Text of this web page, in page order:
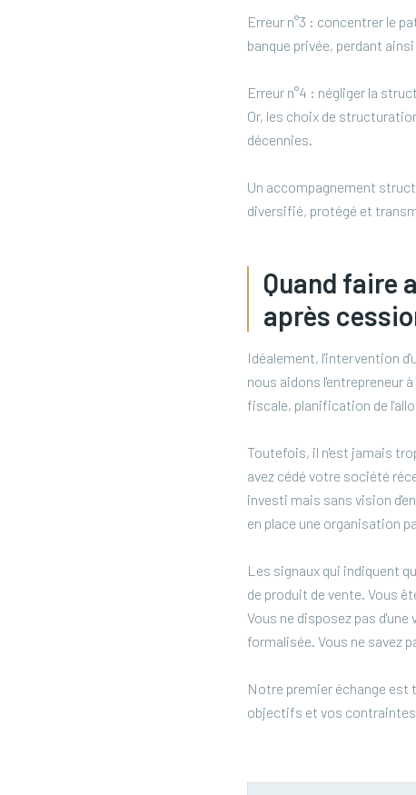
Erreur n°3 : concentrer le
banque privée, perdant
Erreur n°4 : négliger la
Or, les choix de
décennies.
Un accompagnement
diversifié, protégé et
Quand faire
après
Idéalement, l'intervention
nous aidons l'entrepreneur
fiscale, planification de
Toutefois, il n'est jamais
avez cédé votre société
investi mais sans vision
en place une organisation
Les signaux qui indiquent
de produit de vente. Vous
Vous ne disposez pas
formalisée. Vous ne savez
Notre premier échange
objectifs et vos